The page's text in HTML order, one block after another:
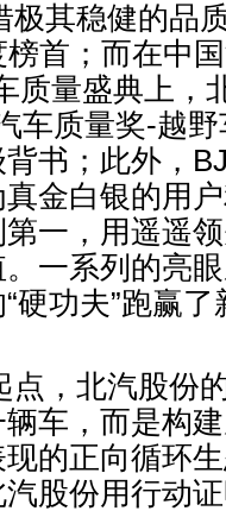
极其稳健的品
首；而在中
质量盛典上，
车质量奖-越
书；此外，
金白银的用
一，用遥遥
一系列的亮
硬功夫”跑赢了
点，北汽股份
车，而是构
的正向循环
股份用行动